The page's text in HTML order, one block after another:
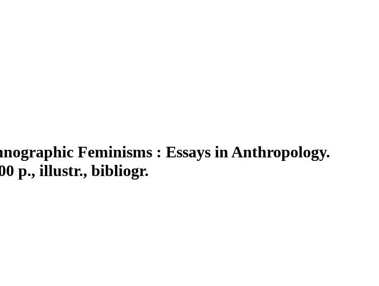
Feminisms : Essays in Anthropology.
p., illustr., bibliogr.